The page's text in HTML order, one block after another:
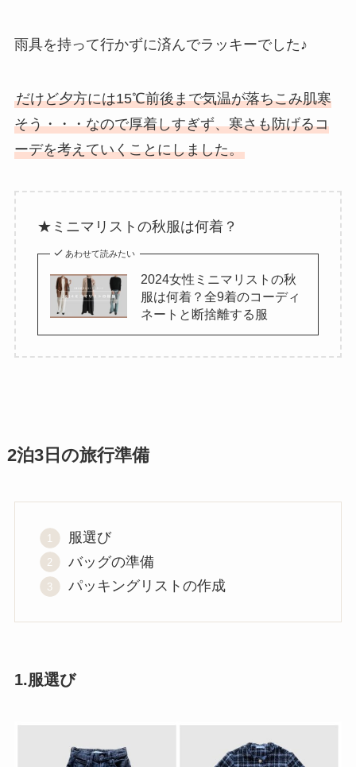
雨具を持って行かずに済んでラッキーでした♪
だけど夕方には15℃前後まで気温が落ちこみ肌寒
そう・・・なので厚着しすぎず、寒さも防げるコ
ーデを考えていくことにしました。
★ミニマリストの秋服は何着？
あわせて読みたい
2024女性ミニマリストの秋
服は何着？全9着のコーディ
ネートと断捨離する服
2泊3日の旅行準備
服選び
バッグの準備
パッキングリストの作成
1.服選び